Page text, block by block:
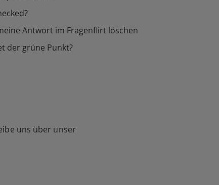
Antwort im Fragenflirt löschen
der grüne Punkt?
uns über unser